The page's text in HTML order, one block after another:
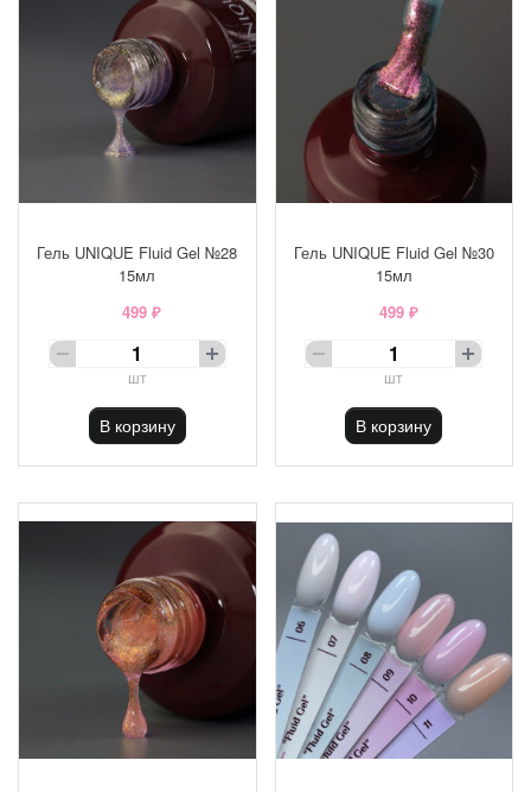
Гель UNIQUE Fluid Gel №28
15мл
499 ₽
шт
В корзину
Гель UNIQUE Fluid Gel №30
15мл
499 ₽
шт
В корзину